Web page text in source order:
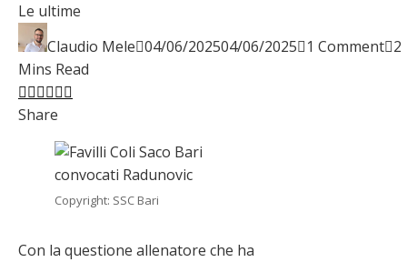
Le ultime
Claudio Mele 04/06/202504/06/2025 1 Comment 2
Mins Read
Facebook
Twitter
LinkedIn
Pinterest
Stumbleupon
Share
Copyright: SSC Bari
Con la questione allenatore che ha